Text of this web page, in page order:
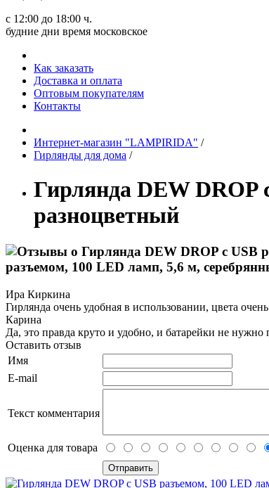
с 12:00 до 18:00 ч.
будние дни время московское
Как заказать
Доставка и оплата
Оптовым покупателям
Контакты
Интернет-магазин "LAMPIRIDA" /
Гирлянды для дома /
Гирлянда DEW DROP
разноцветный
разъемом, 100 LED ламп, 5,6 м,
Ира Киркина
Гирлянда очень удобная в использовании, цвета
Карина
Да, это правда круто и удобно, и батарейки не
Оставить отзыв
Имя
E-mail
Текст комментария
Оценка для товара